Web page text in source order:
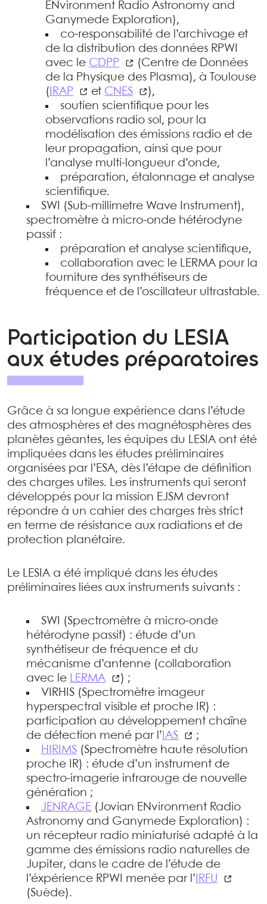
ENvironment Radio Astronomy and
Ganymede Exploration),
co-responsabilité de l’archivage et
de la distribution des données RPWI
avec le CDPP
(Centre de Données
de la Physique des Plasma), à Toulouse
( IRAP et CNES
),
soutien scientifique pour les
observations radio sol, pour la
modélisation des émissions radio et de
leur propagation, ainsi que pour
l’analyse multi-longueur d’onde,
préparation, étalonnage et analyse
scientifique.
SWI (Sub-millimetre Wave Instrument),
spectromètre à micro-onde hétérodyne
passif :
préparation et analyse scientifique,
collaboration avec le LERMA pour la
fourniture des synthétiseurs de
fréquence et de l’oscillateur ultrastable.
Participation du LESIA
aux études préparatoires
Grâce à sa longue expérience dans l’étude
des atmosphères et des magnétosphères des
planètes géantes, les équipes du LESIA ont été
impliquées dans les études préliminaires
organisées par l’ESA, dès l’étape de définition
des charges utiles. Les instruments qui seront
développés pour la mission EJSM devront
répondre à un cahier des charges très strict
en terme de résistance aux radiations et de
protection planétaire.
Le LESIA a été impliqué dans les études
préliminaires liées aux instruments suivants :
SWI (Spectromètre à micro-onde
hétérodyne passif) : étude d’un
synthétiseur de fréquence et du
mécanisme d’antenne (collaboration
avec le LERMA
) ;
VIRHIS (Spectromètre imageur
hyperspectral visible et proche IR) :
participation au développement chaîne
de détection mené par l’ IAS
;
HIRIMS (Spectromètre haute résolution
proche IR) : étude d’un instrument de
spectro-imagerie infrarouge de nouvelle
génération ;
JENRAGE (Jovian ENvironment Radio
Astronomy and Ganymede Exploration) :
un récepteur radio miniaturisé adapté à la
gamme des émissions radio naturelles de
Jupiter, dans le cadre de l’étude de
l’éxpérience RPWI menée par l’ IRFU
(Suède).